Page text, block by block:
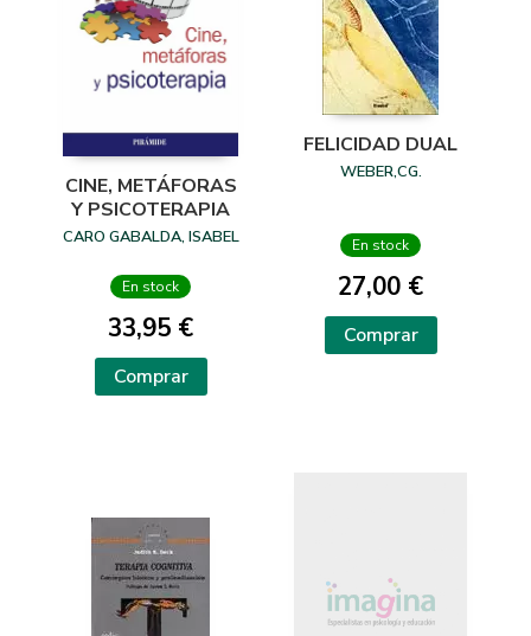
CINE, METÁFORAS
Y PSICOTERAPIA
CARO GABALDA, ISABEL
En stock
33,95 €
Comprar
FELICIDAD DUAL
WEBER,CG.
En stock
27,00 €
Comprar